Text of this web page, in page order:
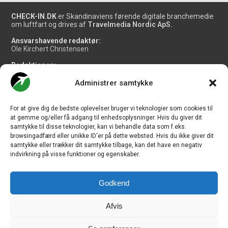
Administrer samtykke
For at give dig de bedste oplevelser bruger vi teknologier som cookies til
at gemme og/eller få adgang til enhedsoplysninger. Hvis du giver dit
samtykke til disse teknologier, kan vi behandle data som f.eks.
browsingadfærd eller unikke ID'er på dette websted. Hvis du ikke giver dit
samtykke eller trækker dit samtykke tilbage, kan det have en negativ
indvirkning på visse funktioner og egenskaber.
Godkend
Afvis
CHECK-IN.DK er Skandinaviens førende digitale branchemedie
om luftfart og drives af Travelmedia Nordic ApS.
Ansvarshavende redaktør:
Ole Kirchert Christensen
Redaktionen:
Christian Granhøj Skouboe
Henrik Baumgarten
Danny Longhi Andreasen
Salg og jobannoncer:
salg@travelmedianordic.com
Vi tager ansvar for indholdet og er tilmeldt